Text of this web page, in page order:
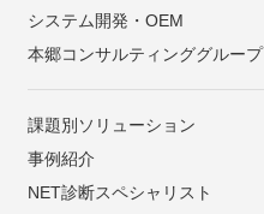
システム開発・OEM
本郷コンサルティンググループ
課題別ソリューション
事例紹介
NET診断スペシャリスト